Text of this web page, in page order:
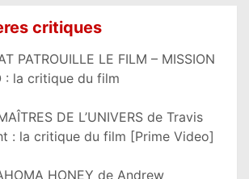
critiques
PATROUILLE LE FILM – MISSION
: la critique du film
DE L’UNIVERS de Travis
: la critique du film [Prime Video]
HONEY de Andrew